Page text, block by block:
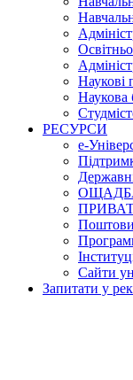
Наукові
Наукова
РЕСУРСИ
е-
Сайти
Запитати у